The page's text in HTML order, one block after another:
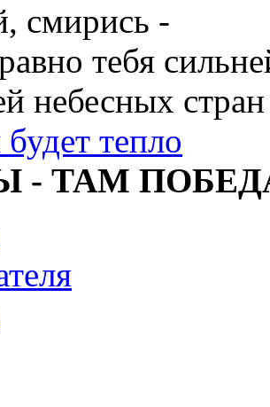
смирись -
тебя
небесных стран
тепло
- ТАМ